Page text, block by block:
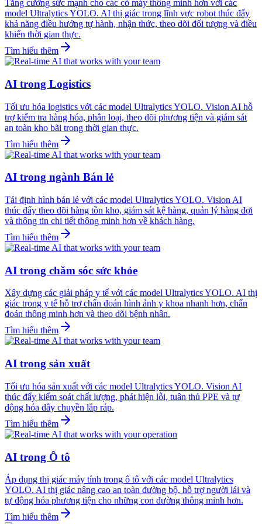
Tăng cường sức mạnh cho các cỗ máy thông minh hơn với các
model Ultralytics YOLO. AI thị giác trong lĩnh vực robot thúc đẩy
khả năng điều hướng tự hành, nhận thức, theo dõi đối tượng và điều
khiển thời gian thực.
Tìm hiểu thêm
AI trong Logistics
Tối ưu hóa logistics với các model Ultralytics YOLO. Vision AI hỗ
trợ kiểm tra hàng hóa, phân loại, theo dõi phương tiện và giám sát
an toàn kho bãi trong thời gian thực.
Tìm hiểu thêm
AI trong ngành Bán lẻ
Tái định hình bán lẻ với các model Ultralytics YOLO. Vision AI
thúc đẩy theo dõi hàng tồn kho, giám sát kệ hàng, quản lý hàng đợi
và thông tin chi tiết thông minh hơn về khách hàng.
Tìm hiểu thêm
AI trong chăm sóc sức khỏe
Xây dựng các giải pháp y tế với các model Ultralytics YOLO. AI thị
giác trong y tế hỗ trợ chẩn đoán hình ảnh y khoa nhanh hơn, chẩn
đoán thông minh hơn và theo dõi bệnh nhân.
Tìm hiểu thêm
AI trong sản xuất
Tối ưu hóa sản xuất với các model Ultralytics YOLO. Vision AI
thúc đẩy kiểm soát chất lượng, phát hiện lỗi, tuân thủ PPE và tự
động hóa dây chuyền lắp ráp.
Tìm hiểu thêm
AI trong Ô tô
Áp dụng thị giác máy tính trong ô tô với các model Ultralytics
YOLO. AI thị giác nâng cao an toàn đường bộ, hỗ trợ người lái và
tự động hóa phương tiện cho những con đường thông minh hơn.
Tìm hiểu thêm